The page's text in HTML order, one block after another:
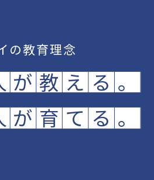
の教育理念
が 教 え る 。
が 育 て る 。